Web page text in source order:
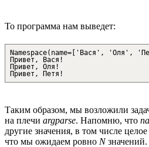
То программа нам выведет:
Namespace(name=['Вася', 'Оля',
Привет, Вася!
Привет, Оля!
Привет, Петя!
Таким образом, мы возложили
на плечи argparse. Напомню, что
другие значения, в том числе
что мы ожидаем ровно Nзначений.